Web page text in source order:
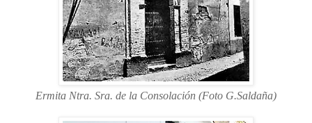
Ermita Ntra. Sra. de la Consolación (Foto G.Saldaña)